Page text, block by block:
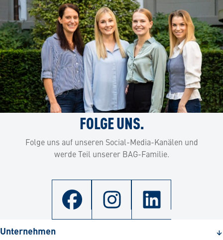
FOLGE UNS.
Folge uns auf unseren Social-Media-Kanälen und
werde Teil unserer BAG-Familie.
Unternehmen